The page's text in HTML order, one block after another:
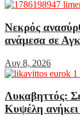
Νεκρός
ανάμεσα σε
Αυγ 8, 2026
Λυκαβηττός:
Κυψέλη